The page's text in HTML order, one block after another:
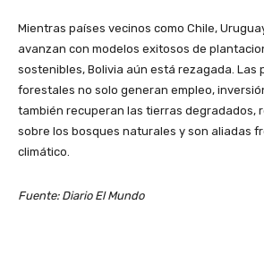
Mientras países vecinos como Chile,
avanzan con modelos exitosos de
sostenibles, Bolivia aún está rezagada. Las
forestales no solo generan empleo,
también recuperan las tierras degradados,
sobre los bosques naturales y son aliadas
climático.
Fuente: Diario El Mundo